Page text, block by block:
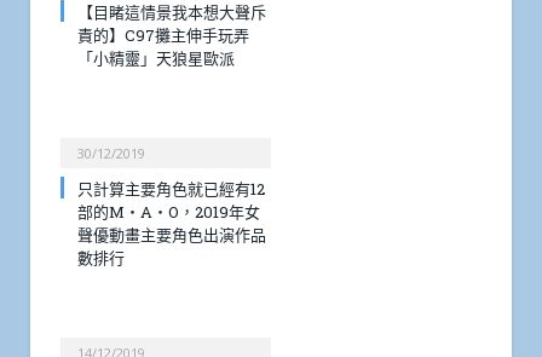
【目睹這情景我本想大聲斥
責的】C97攤主伸手玩弄
「小精靈」天狼星歐派
30/12/2019
只計算主要角色就已經有12
部的M・A・O，2019年女
聲優動畫主要角色出演作品
數排行
14/12/2019